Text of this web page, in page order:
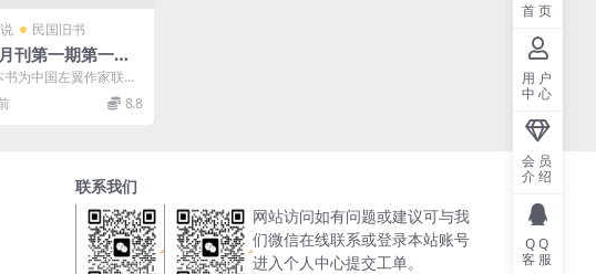
民国旧书
刊第一期第一卷
雪峰PDF下载,中
家联盟出版研究
为中国左翼作家联盟
，瞿秋白主编，收三
，即署名“同...
8.8
联系我们
网站访问如有问题或建议可与我
们微信在线联系或登录本站账号
进入个人中心提交工单。
首页
用户
中心
会员
介绍
QQ
客服